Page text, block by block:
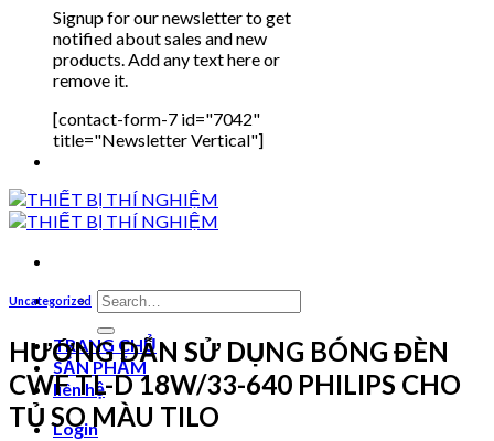
Signup for our newsletter to get
notified about sales and new
products. Add any text here or
remove it.
[contact-form-7 id="7042"
title="Newsletter Vertical"]
Search
for:
TRANG CHỦ
SẢN PHẨM
liên hệ
Login
Uncategorized
HƯỚNG DẪN SỬ DỤNG BÓNG ĐÈN
CWF TL-D 18W/33-640 PHILIPS CHO
TỦ SO MÀU TILO